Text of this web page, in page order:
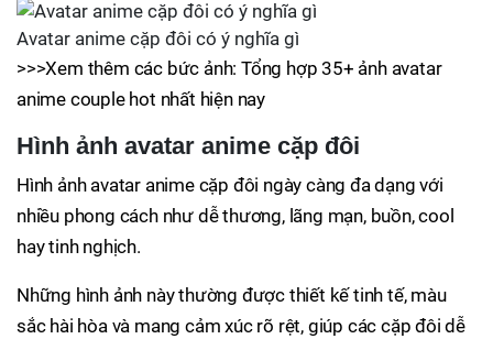
Avatar anime cặp đôi có ý nghĩa gì
>>>Xem thêm các bức ảnh: Tổng hợp 35+ ảnh avatar
anime couple hot nhất hiện nay
Hình ảnh avatar anime cặp đôi
Hình ảnh avatar anime cặp đôi ngày càng đa dạng với
nhiều phong cách như dễ thương, lãng mạn, buồn, cool
hay tinh nghịch.
Những hình ảnh này thường được thiết kế tinh tế, màu
sắc hài hòa và mang cảm xúc rõ rệt, giúp các cặp đôi dễ